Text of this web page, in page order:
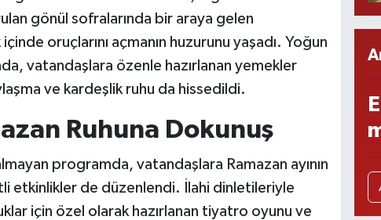
gönül sofralarında bir araya gelen
oruçlarını açmanın huzurunu yaşadı. Yoğun
vatandaşlara özenle hazırlanan yemekler
ve kardeşlik ruhu da hissedildi.
Ruhuna Dokunuş
programda, vatandaşlara Ramazan ayının
etkinlikler de düzenlendi. İlahi dinletileriyle
için özel olarak hazırlanan tiyatro oyunu ve